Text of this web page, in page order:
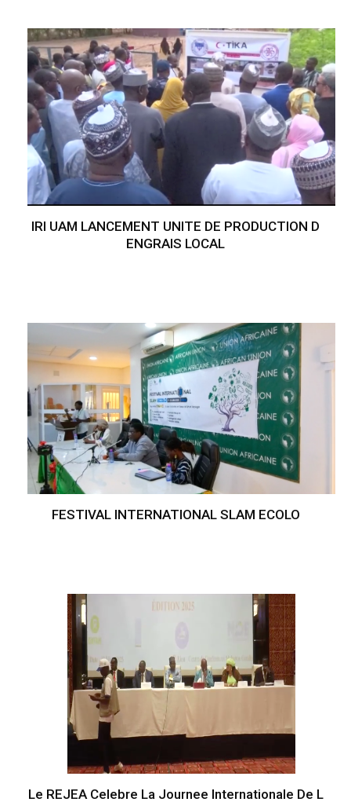
IRI UAM LANCEMENT UNITE DE PRODUCTION D
ENGRAIS LOCAL
FESTIVAL INTERNATIONAL SLAM ECOLO
Le REJEA Celebre La Journee Internationale De L